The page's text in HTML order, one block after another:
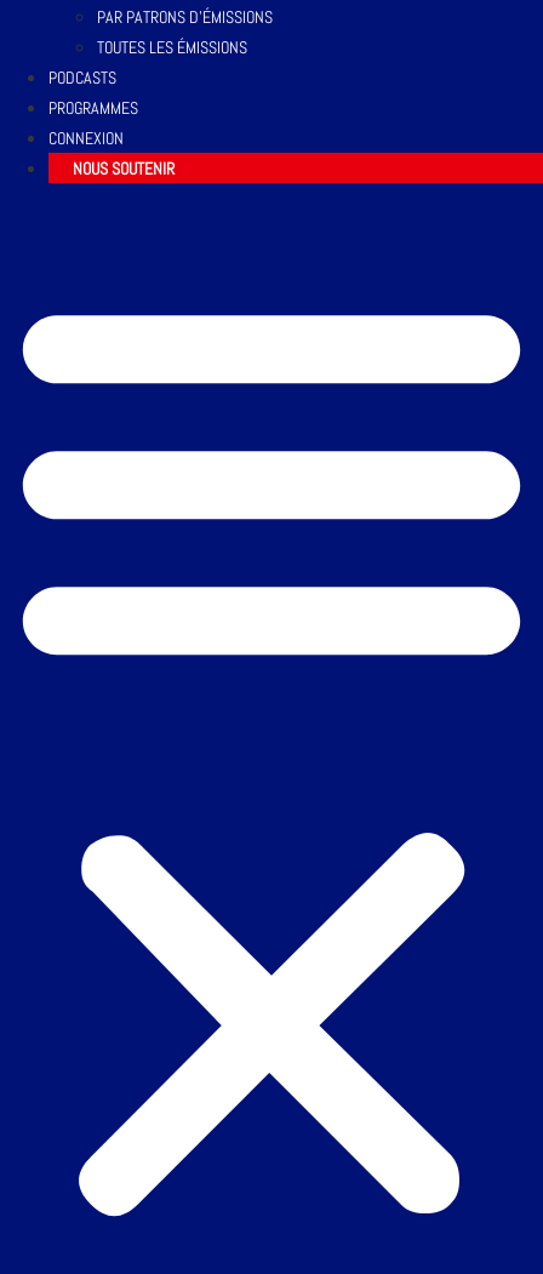
PAR PATRONS D’ÉMISSIONS
TOUTES LES ÉMISSIONS
PODCASTS
PROGRAMMES
CONNEXION
NOUS SOUTENIR